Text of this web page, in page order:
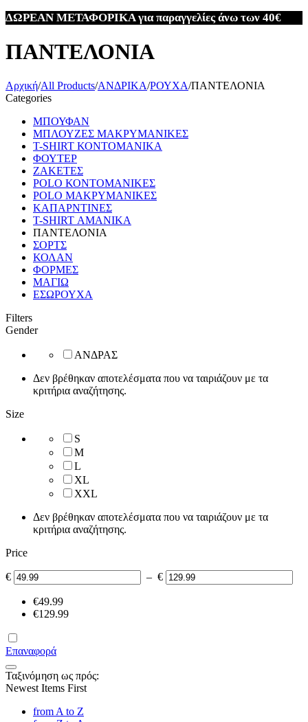
ΔΩΡΕΑΝ ΜΕΤΑΦΟΡΙΚΑ για παραγγελίες άνω των 40€
ΠΑΝΤΕΛΟΝΙΑ
Αρχική/All Products/ΑΝΔΡΙΚΑ/ΡΟΥΧΑ/ΠΑΝΤΕΛΟΝΙΑ
Categories
ΜΠΟΥΦΑΝ
ΜΠΛΟΥΖΕΣ ΜΑΚΡΥΜΑΝΙΚΕΣ
T-SHIRT ΚΟΝΤΟΜΑΝΙΚΑ
ΦΟΥΤΕΡ
ΖΑΚΕΤΕΣ
POLO ΚΟΝΤΟΜΑΝΙΚΕΣ
POLO ΜΑΚΡΥΜΑΝΙΚΕΣ
ΚΑΠΑΡΝΤΙΝΕΣ
T-SHIRT ΑΜΑΝΙΚΑ
ΠΑΝΤΕΛΟΝΙΑ
ΣΟΡΤΣ
ΚΟΛΑΝ
ΦΟΡΜΕΣ
ΜΑΓΙΩ
ΕΣΩΡΟΥΧΑ
Filters
Gender
ΑΝΔΡΑΣ
Δεν βρέθηκαν αποτελέσματα που να ταιριάζουν με τα
κριτήρια αναζήτησης.
Size
S
M
L
XL
XXL
Δεν βρέθηκαν αποτελέσματα που να ταιριάζουν με τα
κριτήρια αναζήτησης.
Price
€ – €
‎€49.99
‎€129.99
Επαναφορά
Ταξινόμηση ως πρός:
Newest Items First
from A to Z